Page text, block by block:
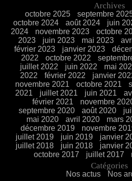
Archives
octobre 2025 septembre
octobre 2024
août 2024 juin
2024
novembre 2023 octobre
2023
juin 2023 mai 2023
février 2023
janvier 2023
2022
octobre 2022
juillet 2022
juin 2022 mai
2022
février 2022 janvier
novembre 2021
octobre 2021
2021
juillet 2021 juin 2021
février 2021
novembre
septembre 2020
août 2020
mai 2020
avril 2020 mars
décembre 2019
novembre
juillet 2019
juin 2019 janvier
juillet 2018
juin 2018 janvier
octobre 2017
juillet 2017
Catégories
Nos actus Nos